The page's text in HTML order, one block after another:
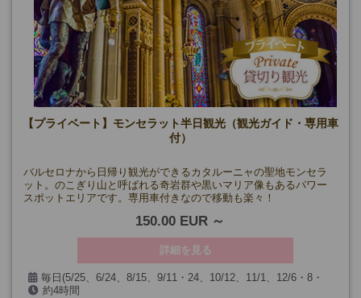
【プライベート】モンセラット半日観光（観光ガイド・専用車
付）
バルセロナから日帰り観光ができるカタルーニャの聖地モンセラ
ット。のこぎり山と呼ばれる奇岩群や黒いマリア像もあるパワー
スポットエリアです。専用車付きなので移動も楽々！
150.00 EUR
詳細を見る
毎日(5/25、6/24、8/15、9/11・24、10/12、11/1、12/6・8・
24・25・26・31,1/1・6、3/26・29、および見学箇所の閉館日、
約4時間